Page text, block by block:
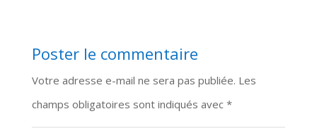
Poster le commentaire
Votre adresse e-mail ne sera pas publiée. Les
champs obligatoires sont indiqués avec *